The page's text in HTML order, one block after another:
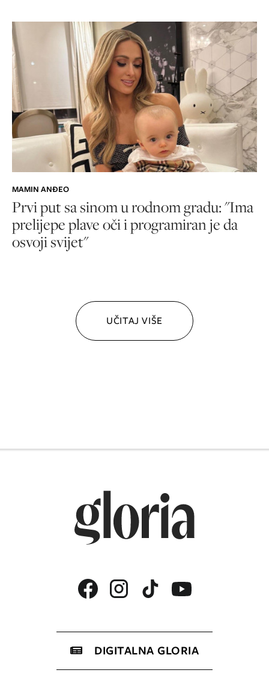
MAMIN ANĐEO
Prvi put sa sinom u rodnom gradu: "Ima
prelijepe plave oči i programiran je da
osvoji svijet"
UČITAJ VIŠE
DIGITALNA GLORIA